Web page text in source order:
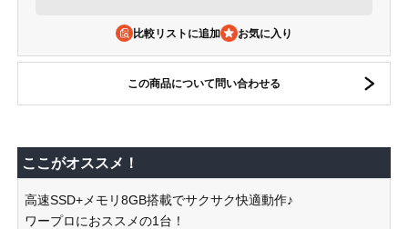
比較リストに追加
この商品について問い合わせる
ここがオススメ！
高速SSD+メモリ8GB搭載でサクサク快適動作♪
ワープロにおススメの1台！